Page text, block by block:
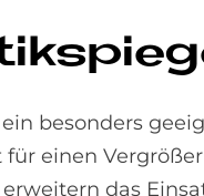
besonders
einen
das